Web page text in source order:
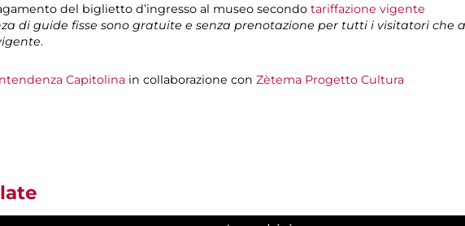
del biglietto d’ingresso al museo secondo tariffazione vigente
di guide fisse sono gratuite e senza prenotazione per tutti i visitatori che
.
Capitolina in collaborazione con Zètema Progetto Cultura